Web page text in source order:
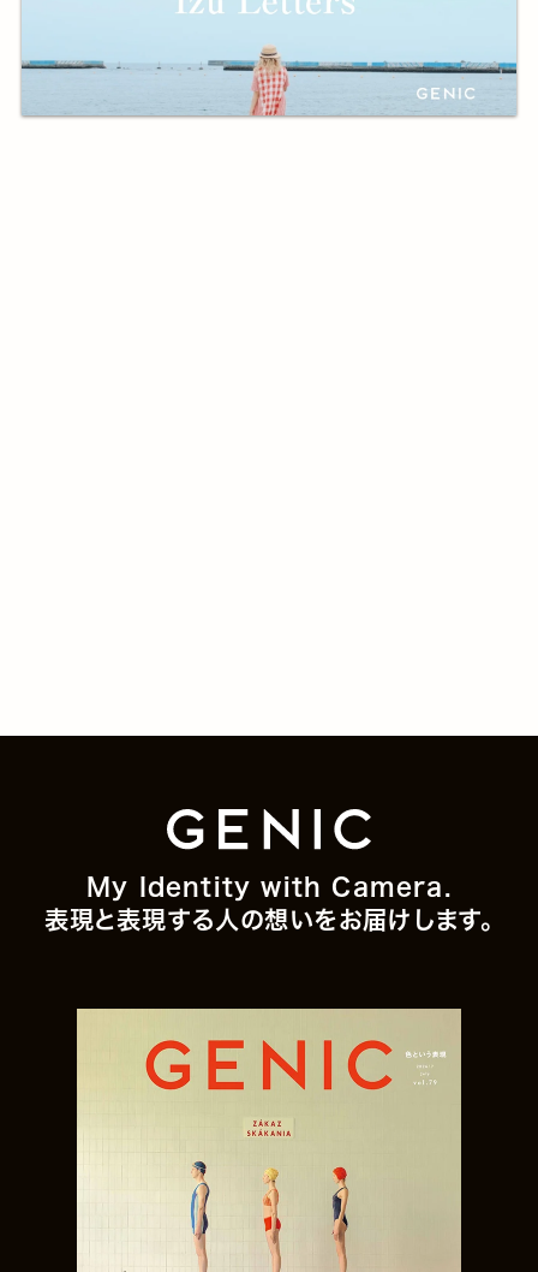
My Identity with Camera.
表現と表現する人の想いをお届けします。